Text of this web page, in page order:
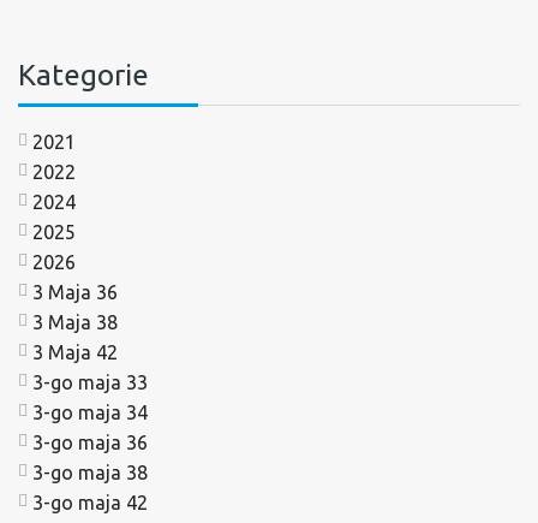
Kategorie
2021
2022
2024
2025
2026
3 Maja 36
3 Maja 38
3 Maja 42
3-go maja 33
3-go maja 34
3-go maja 36
3-go maja 38
3-go maja 42